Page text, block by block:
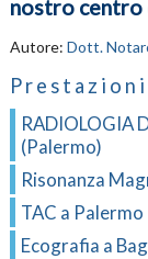
nostro centro
Autore: Dott.
Prestazioni
RADIOLOGIA
(Palermo)
Risonanza
TAC a Palermo
Ecografia a